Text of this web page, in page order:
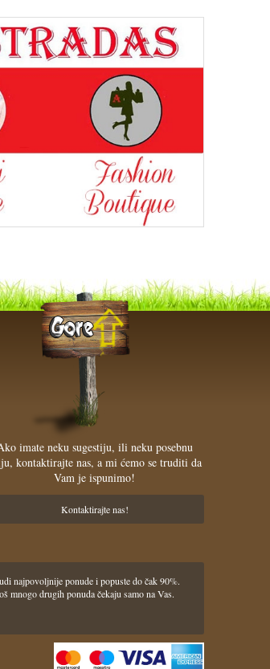
imate neku sugestiju, ili neku posebnu
kontaktirajte nas, a mi ćemo se truditi da
Vam je ispunimo!
Kontaktirajte nas!
najpovoljnije ponude i popuste do čak 90%.
mnogo drugih ponuda čekaju samo na Vas.